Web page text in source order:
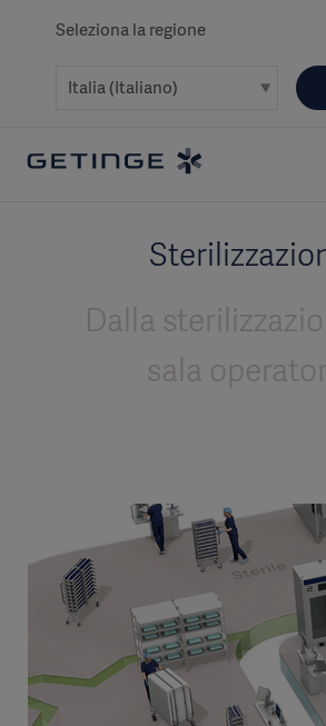
Seleziona la regione
Dalla
sala